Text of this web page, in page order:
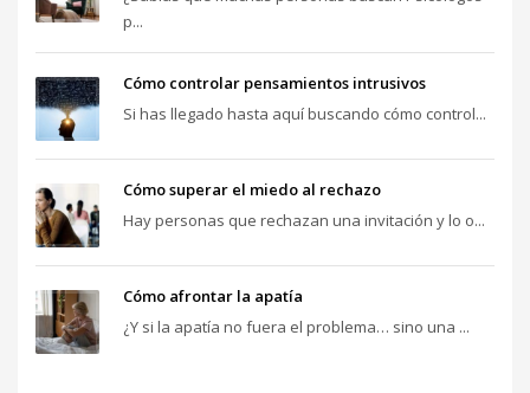
p...
Cómo controlar pensamientos intrusivos
Si has llegado hasta aquí buscando cómo control...
Cómo superar el miedo al rechazo
Hay personas que rechazan una invitación y lo o...
Cómo afrontar la apatía
¿Y si la apatía no fuera el problema… sino una ...